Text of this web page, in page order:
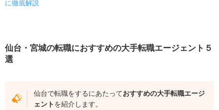
に徹底解説
仙台・宮城の転職におすすめの大手転職エージェント５
選
仙台で転職をするにあたっておすすめの大手転職エージ
ェントを紹介します。